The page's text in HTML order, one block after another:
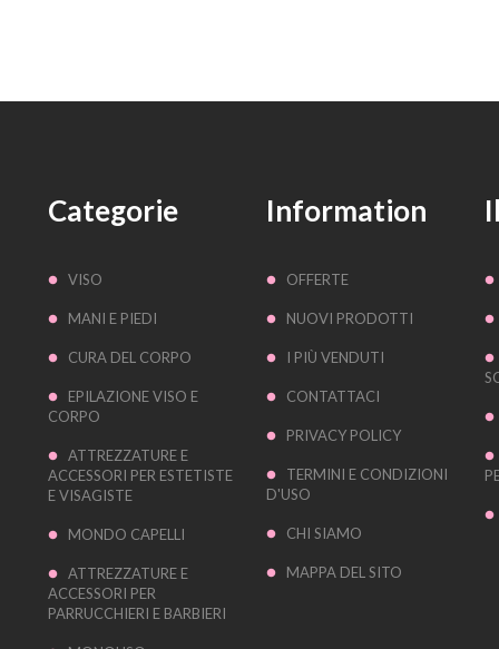
Categorie
VISO
MANI E PIEDI
CURA DEL CORPO
EPILAZIONE VISO E
CORPO
ATTREZZATURE E
ACCESSORI PER ESTETISTE
E VISAGISTE
MONDO CAPELLI
ATTREZZATURE E
ACCESSORI PER
PARRUCCHIERI E BARBIERI
Information
OFFERTE
NUOVI PRODOTTI
I PIÙ VENDUTI
CONTATTACI
PRIVACY POLICY
TERMINI E CONDIZIONI
D'USO
CHI SIAMO
MAPPA DEL SITO